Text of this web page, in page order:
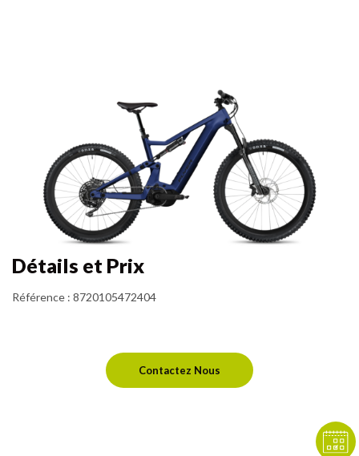
Détails et Prix
Référence : 8720105472404
Contactez Nous